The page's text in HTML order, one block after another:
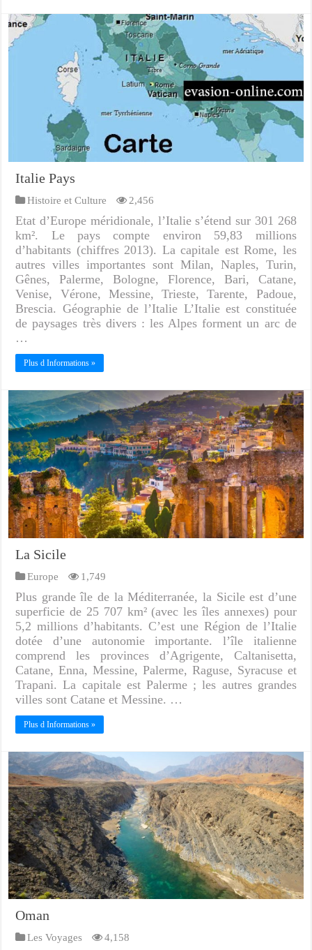
Italie Pays
Histoire et Culture 2,456
Etat d’Europe méridionale, l’Italie s’étend sur 301 268
km². Le pays compte environ 59,83 millions
d’habitants (chiffres 2013). La capitale est Rome, les
autres villes importantes sont Milan, Naples, Turin,
Gênes, Palerme, Bologne, Florence, Bari, Catane,
Venise, Vérone, Messine, Trieste, Tarente, Padoue,
Brescia. Géographie de l’Italie L’Italie est constituée
de paysages très divers : les Alpes forment un arc de
…
Plus d Informations »
La Sicile
Europe 1,749
Plus grande île de la Méditerranée, la Sicile est d’une
superficie de 25 707 km² (avec les îles annexes) pour
5,2 millions d’habitants. C’est une Région de l’Italie
dotée d’une autonomie importante. l’île italienne
comprend les provinces d’Agrigente, Caltanisetta,
Catane, Enna, Messine, Palerme, Raguse, Syracuse et
Trapani. La capitale est Palerme ; les autres grandes
villes sont Catane et Messine. …
Plus d Informations »
Oman
Les Voyages 4,158